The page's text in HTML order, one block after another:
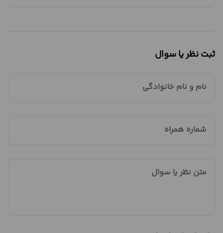
ثبت نظر یا سوال
نام و نام خانوادگی
شماره همراه
متن نظر یا سوال